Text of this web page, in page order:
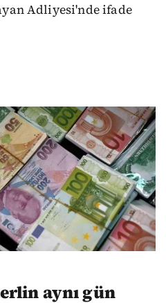
Adliyesi'nde ifade
aynı gün